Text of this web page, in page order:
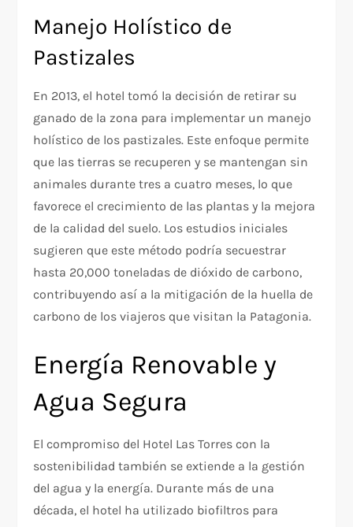
Manejo Holístico de
Pastizales
En 2013, el hotel tomó la decisión de retirar su
ganado de la zona para implementar un manejo
holístico de los pastizales. Este enfoque permite
que las tierras se recuperen y se mantengan sin
animales durante tres a cuatro meses, lo que
favorece el crecimiento de las plantas y la mejora
de la calidad del suelo. Los estudios iniciales
sugieren que este método podría secuestrar
hasta 20,000 toneladas de dióxido de carbono,
contribuyendo así a la mitigación de la huella de
carbono de los viajeros que visitan la Patagonia.
Energía Renovable y
Agua Segura
El compromiso del Hotel Las Torres con la
sostenibilidad también se extiende a la gestión
del agua y la energía. Durante más de una
década, el hotel ha utilizado biofiltros para